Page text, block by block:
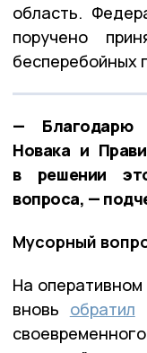
область.
поручено
бесперебойных
— Благодарю
Новака и
в решении
вопроса, —
Мусорный
На
вновь обратил